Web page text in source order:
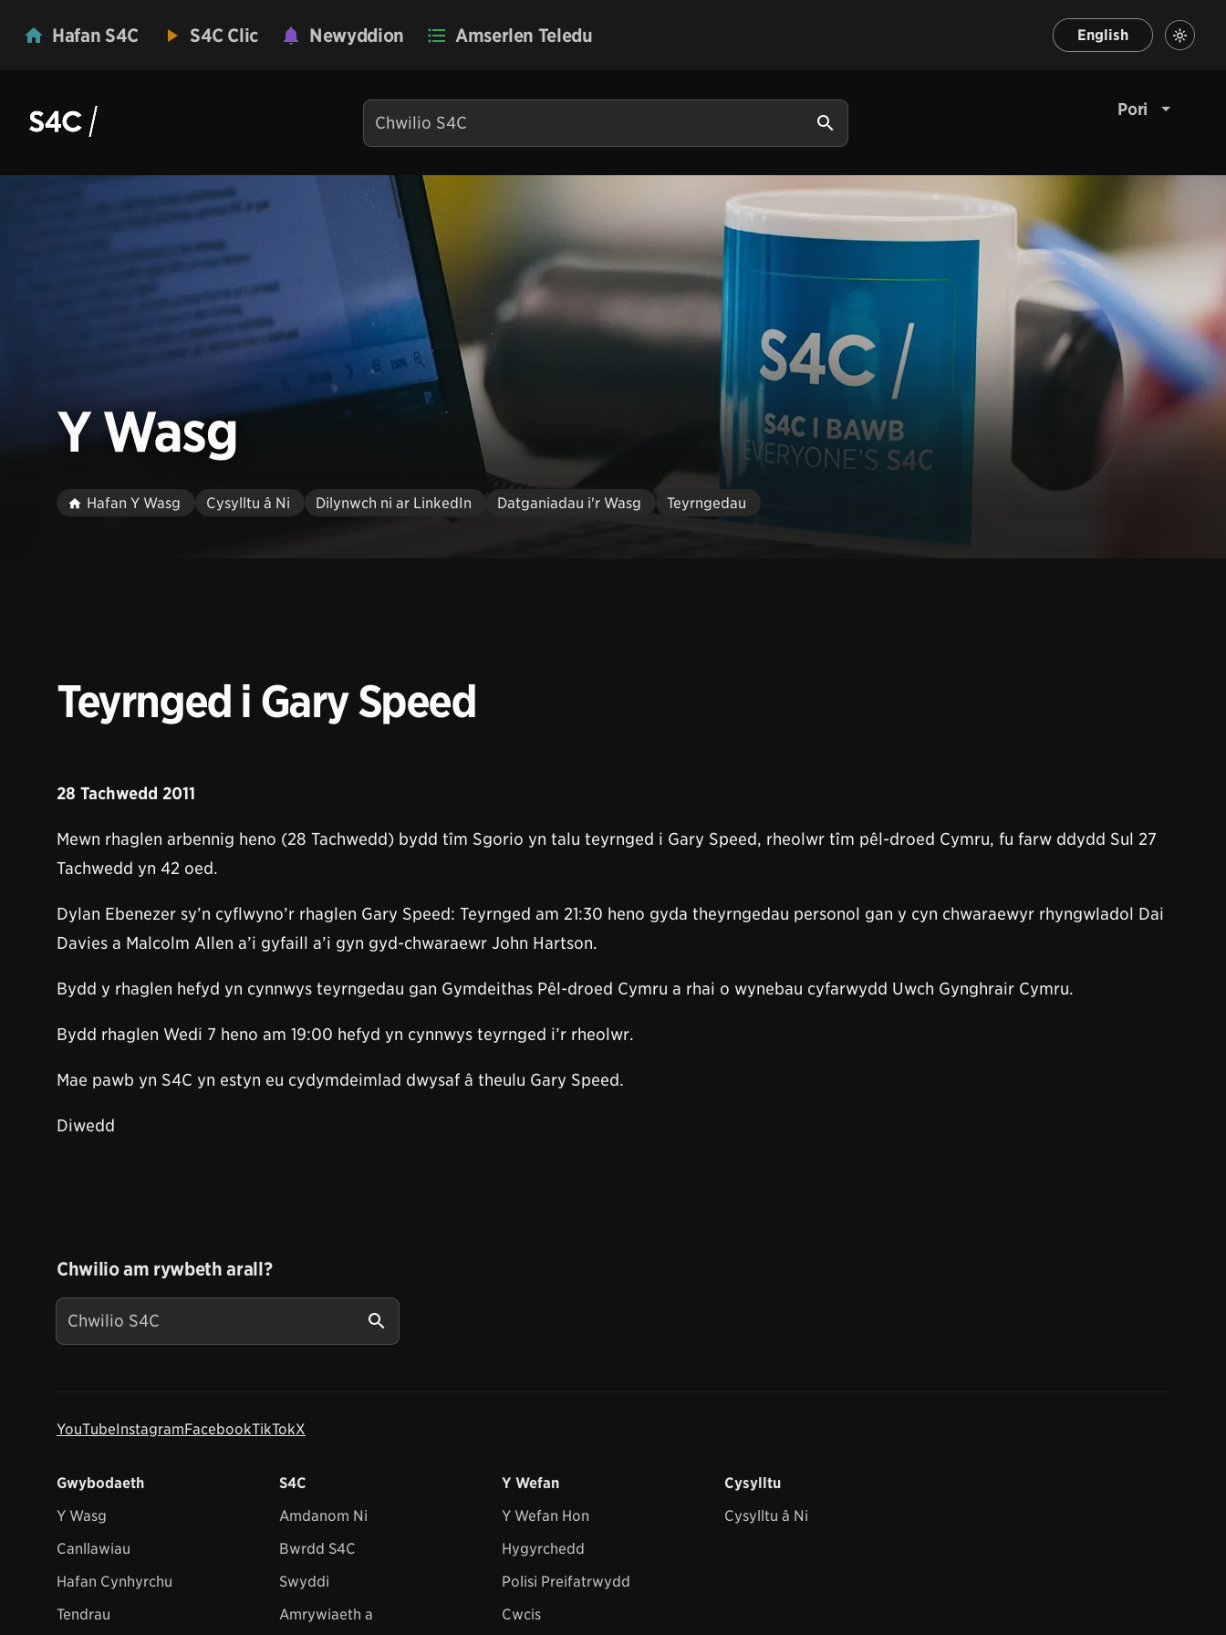
Hafan S4C S4C Clic Newyddion Amserlen Teledu English
Pori
Y Wasg
Hafan Y Wasg Cysylltu â Ni Dilynwch ni ar LinkedIn Datganiadau i'r Wasg Teyrngedau
Teyrnged i Gary Speed
28 Tachwedd 2011
Mewn rhaglen arbennig heno (28 Tachwedd) bydd tîm Sgorio yn talu teyrnged i Gary Speed, rheolwr tîm pêl-droed Cymru, fu farw ddydd Sul 27
Tachwedd yn 42 oed.
Dylan Ebenezer sy’n cyflwyno’r rhaglen Gary Speed: Teyrnged am 21:30 heno gyda theyrngedau personol gan y cyn chwaraewyr rhyngwladol Dai
Davies a Malcolm Allen a’i gyfaill a’i gyn gyd-chwaraewr John Hartson.
Bydd y rhaglen hefyd yn cynnwys teyrngedau gan Gymdeithas Pêl-droed Cymru a rhai o wynebau cyfarwydd Uwch Gynghrair Cymru.
Bydd rhaglen Wedi 7 heno am 19:00 hefyd yn cynnwys teyrnged i’r rheolwr.
Mae pawb yn S4C yn estyn eu cydymdeimlad dwysaf â theulu Gary Speed.
Diwedd
Chwilio am rywbeth arall?
YouTubeInstagramFacebookTikTokX
Gwybodaeth
Y Wasg
Canllawiau
Hafan Cynhyrchu
Tendrau
S4C
Amdanom Ni
Bwrdd S4C
Swyddi
Amrywiaeth a
Y Wefan
Y Wefan Hon
Hygyrchedd
Polisi Preifatrwydd
Cwcis
Cysylltu
Cysylltu â Ni